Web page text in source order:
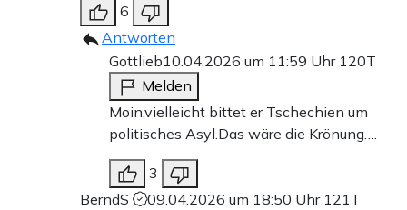
6
Antworten
Gottlieb10.04.2026 um 11:59 Uhr 120T
Melden
Moin,vielleicht bittet er Tschechien um
politisches Asyl.Das wäre die Krönung….
3
BerndS
09.04.2026 um 18:50 Uhr 121T